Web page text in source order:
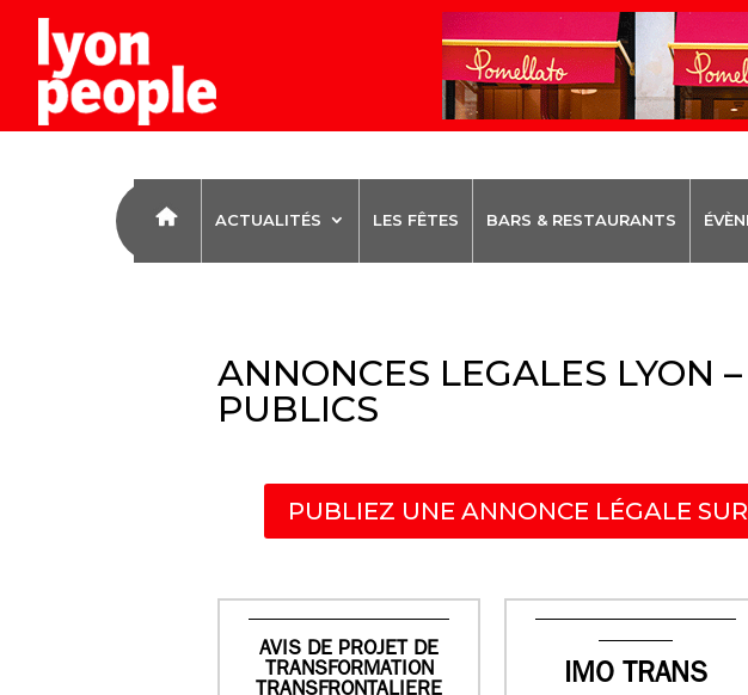
ACTUALITÉS LES FÊTES BARS & RESTAURANTS
ANNONCES LEGALES LYON
PUBLICS
PUBLIEZ UNE ANNONCE LÉGALE
AVIS DE PROJET DE
TRANSFORMATION
IMO TRANS